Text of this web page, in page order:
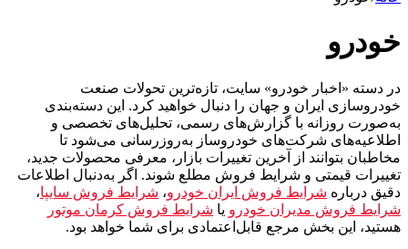
خودرو
در دسته «اخبار خودرو» سایت، تازه‌ترین تحولات صنعت
خودروسازی ایران و جهان را دنبال خواهید کرد. این دسته‌بندی
به‌صورت روزانه با گزارش‌های رسمی، تحلیل‌های تخصصی و
اطلاعیه‌های شرکت‌های خودروساز به‌روزرسانی می‌شود تا
مخاطبان بتوانند از آخرین تغییرات بازار، معرفی محصولات جدید،
تغییرات قیمتی و شرایط فروش مطلع شوند. اگر به‌دنبال اطلاعات
دقیق درباره شرایط فروش ایران خودرو، شرایط فروش سایپا،
شرایط فروش مدیران خودرو یا شرایط فروش کرمان موتور
هستید، این بخش مرجع قابل‌اعتمادی برای شما خواهد بود.